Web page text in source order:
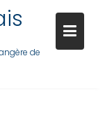
de